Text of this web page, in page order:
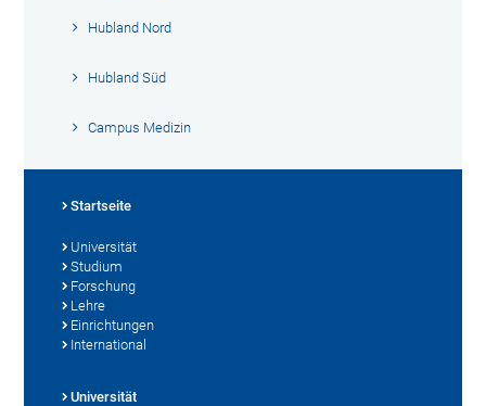
Hubland Nord
Hubland Süd
Campus Medizin
Startseite
Universität
Studium
Forschung
Lehre
Einrichtungen
International
Universität